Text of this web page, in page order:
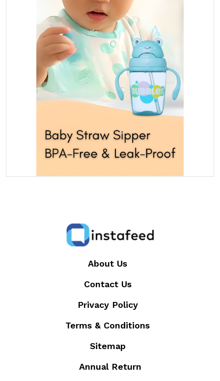
About Us
Contact Us
Privacy Policy
Terms & Conditions
Sitemap
Annual Return